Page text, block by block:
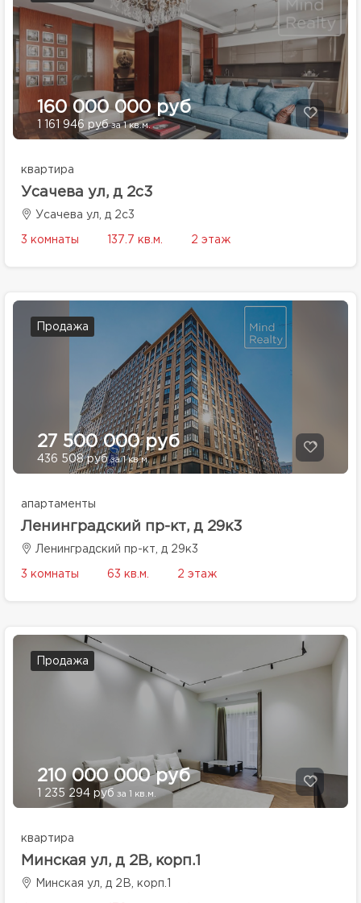
160 000 000 руб
1 161 946 рубза 1 кв.м.
квартира
Усачева ул, д 2с3
Усачева ул, д 2с3
3 комнаты 137.7 кв.м. 2 этаж
Продажа
27 500 000 руб
436 508 рубза 1 кв.м.
апартаменты
Ленинградский пр-кт, д 29к3
Ленинградский пр-кт, д 29к3
3 комнаты 63 кв.м. 2 этаж
Продажа
210 000 000 руб
1 235 294 руб за 1 кв.м.
квартира
Минская ул, д 2В, корп.1
Минская ул, д 2В, корп.1